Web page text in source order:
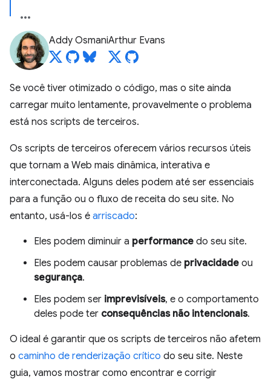
Addy OsmaniArthur Evans
Se você tiver otimizado o código, mas o site ainda
carregar muito lentamente, provavelmente o problema
está nos scripts de terceiros.
Os scripts de terceiros oferecem vários recursos úteis
que tornam a Web mais dinâmica, interativa e
interconectada. Alguns deles podem até ser essenciais
para a função ou o fluxo de receita do seu site. No
entanto, usá-los é arriscado:
Eles podem diminuir a performance do seu site.
Eles podem causar problemas de privacidade ou
segurança.
Eles podem ser imprevisíveis, e o comportamento
deles pode ter consequências não intencionais.
O ideal é garantir que os scripts de terceiros não afetem
o caminho de renderização crítico do seu site. Neste
guia, vamos mostrar como encontrar e corrigir